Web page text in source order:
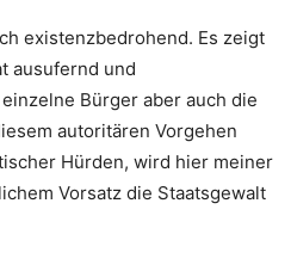
existenzbedrohend. Es zeigt
ausufernd und
Bürger aber auch die
autoritären Vorgehen
Hürden, wird hier meiner
Vorsatz die Staatsgewalt